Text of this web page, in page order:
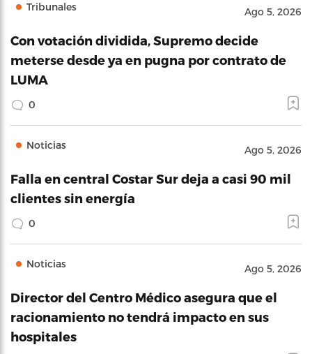
Tribunales Ago 5, 2026
Con votación dividida, Supremo decide
meterse desde ya en pugna por contrato de
LUMA
0
Noticias Ago 5, 2026
Falla en central Costar Sur deja a casi 90 mil
clientes sin energía
0
Noticias Ago 5, 2026
Director del Centro Médico asegura que el
racionamiento no tendrá impacto en sus
hospitales